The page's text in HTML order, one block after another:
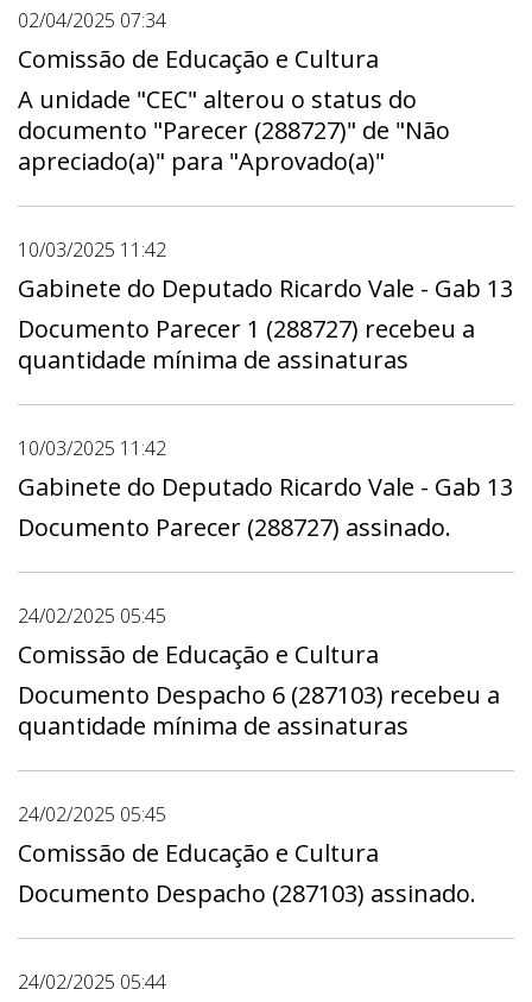
02/04/2025 07:34
Comissão de Educação e Cultura
A unidade "CEC" alterou o status do
documento "Parecer (288727)" de "Não
apreciado(a)" para "Aprovado(a)"
10/03/2025 11:42
Gabinete do Deputado Ricardo Vale - Gab 13
Documento Parecer 1 (288727) recebeu a
quantidade mínima de assinaturas
10/03/2025 11:42
Gabinete do Deputado Ricardo Vale - Gab 13
Documento Parecer (288727) assinado.
24/02/2025 05:45
Comissão de Educação e Cultura
Documento Despacho 6 (287103) recebeu a
quantidade mínima de assinaturas
24/02/2025 05:45
Comissão de Educação e Cultura
Documento Despacho (287103) assinado.
24/02/2025 05:44